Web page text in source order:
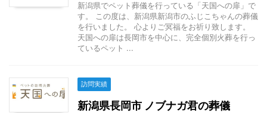
新潟県でペット葬儀を行っている「天国への扉」で
す。 この度は、新潟県新潟市のふじこちゃんの葬儀
を行いました。 心よりご冥福をお祈り致します。
天国への扉は長岡市を中心に、完全個別火葬を行っ
ているペット ...
訪問実績
新潟県長岡市 ノブナガ君の葬儀